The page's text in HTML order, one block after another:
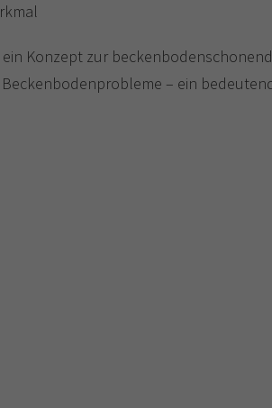
Konzept zur
– ein